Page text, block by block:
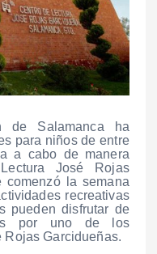
de Salamanca ha
para niños de entre
a cabo de manera
José Rojas
comenzó la semana
recreativas
pueden disfrutar de
por uno de los
Rojas Garcidueñas.